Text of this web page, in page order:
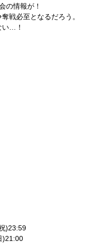
の情報が！
戦必至となるだろう。
い…！
)23:59
)21:00